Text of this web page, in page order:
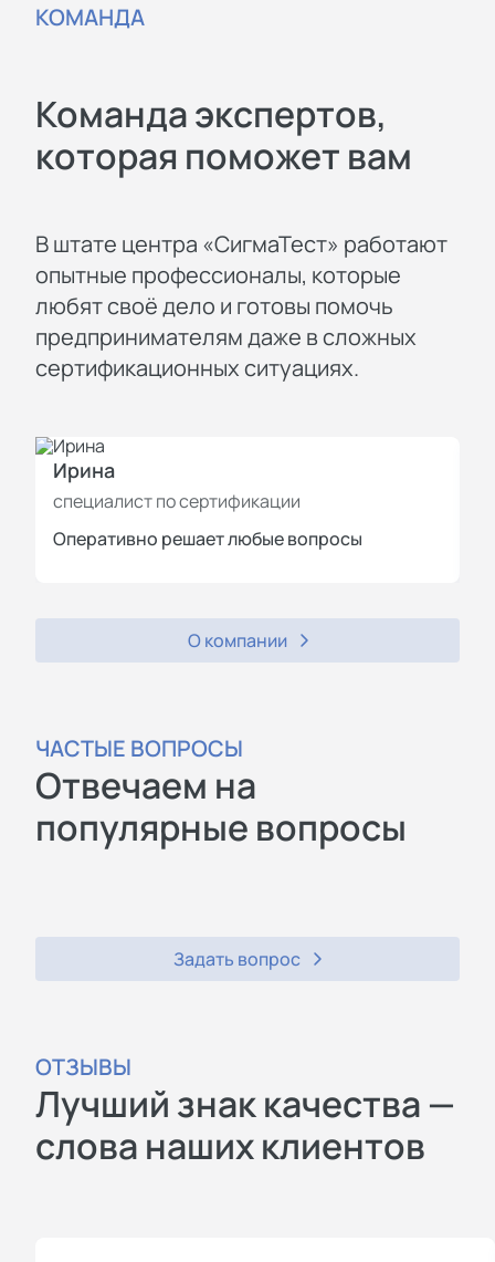
КОМАНДА
Команда экспертов,
которая поможет вам
В штате центра «СигмаТест» работают
опытные профессионалы, которые
любят своё дело и готовы помочь
предпринимателям даже в сложных
сертификационных ситуациях.
Ирина
специалист по сертификации
Оперативно решает любые вопросы
О компании
ЧАСТЫЕ ВОПРОСЫ
Отвечаем на
популярные вопросы
Задать вопрос
ОТЗЫВЫ
Лучший знак качества —
слова наших клиентов